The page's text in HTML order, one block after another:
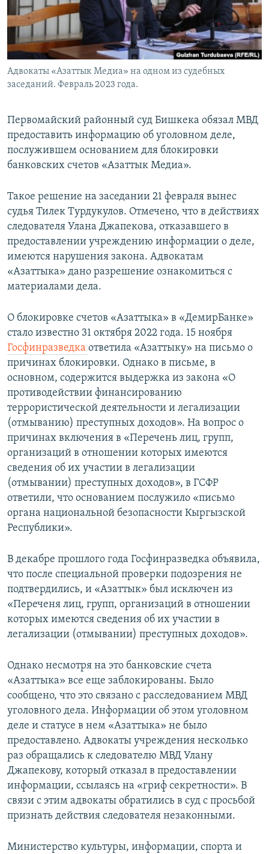
Адвокаты «Азаттык Медиа» на одном из судебных
заседаний. Февраль 2023 года.
Первомайский районный суд Бишкека обязал МВД
предоставить информацию об уголовном деле,
послужившем основанием для блокировки
банковских счетов «Азаттык Медиа».
Такое решение на заседании 21 февраля вынес
судья Тилек Турдукулов. Отмечено, что в действиях
следователя Улана Джапекова, отказавшего в
предоставлении учреждению информации о деле,
имеются нарушения закона. Адвокатам
«Азаттыка» дано разрешение ознакомиться с
материалами дела.
О блокировке счетов «Азаттыка» в «ДемирБанке»
стало известно 31 октября 2022 года. 15 ноября
Госфинразведка ответила «Азаттыку» на письмо о
причинах блокировки. Однако в письме, в
основном, содержится выдержка из закона «О
противодействии финансированию
террористической деятельности и легализации
(отмыванию) преступных доходов». На вопрос о
причинах включения в «Перечень лиц, групп,
организаций в отношении которых имеются
сведения об их участии в легализации
(отмывании) преступных доходов», в ГСФР
ответили, что основанием послужило «письмо
органа национальной безопасности Кыргызской
Республики».
В декабре прошлого года Госфинразведка объявила,
что после специальной проверки подозрения не
подтвердились, и «Азаттык» был исключен из
«Переченя лиц, групп, организаций в отношении
которых имеются сведения об их участии в
легализации (отмывании) преступных доходов».
Однако несмотря на это банковские счета
«Азаттыка» все еще заблокированы. Было
сообщено, что это связано с расследованием МВД
уголовного дела. Информации об этом уголовном
деле и статусе в нем «Азаттыка» не было
предоставлено. Адвокаты учреждения несколько
раз обращались к следователю МВД Улану
Джапекову, который отказал в предоставлении
информации, ссылаясь на «гриф секретности». В
связи с этим адвокаты обратились в суд с просьбой
признать действия следователя незаконными.
Министерство культуры, информации, спорта и